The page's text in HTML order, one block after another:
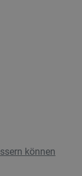
können